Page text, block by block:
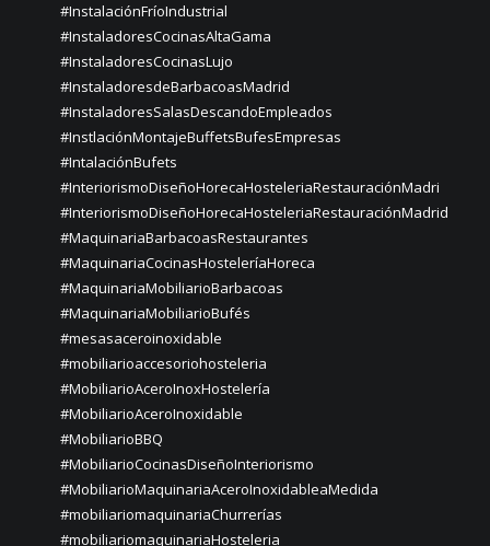
#InstalaciónFríoIndustrial
#InstaladoresCocinasAltaGama
#InstaladoresCocinasLujo
#InstaladoresdeBarbacoasMadrid
#InstaladoresSalasDescandoEmpleados
#InstlaciónMontajeBuffetsBufesEmpresas
#IntalaciónBufets
#InteriorismoDiseñoHorecaHosteleriaRestauraciónMadri
#InteriorismoDiseñoHorecaHosteleriaRestauraciónMadrid
#MaquinariaBarbacoasRestaurantes
#MaquinariaCocinasHosteleríaHoreca
#MaquinariaMobiliarioBarbacoas
#MaquinariaMobiliarioBufés
#mesasaceroinoxidable
#mobiliarioaccesoriohosteleria
#MobiliarioAceroInoxHostelería
#MobiliarioAceroInoxidable
#MobiliarioBBQ
#MobiliarioCocinasDiseñoInteriorismo
#MobiliarioMaquinariaAceroInoxidableaMedida
#mobiliariomaquinariaChurrerías
#mobiliariomaquinariaHosteleria